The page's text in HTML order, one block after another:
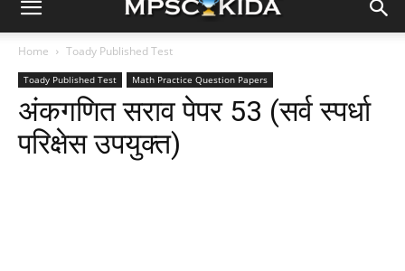
Home Toady Published Test
Toady Published Test Math Practice Question Papers
अंकगणित सराव पेपर 53 (सर्व स्पर्धा
परिक्षेस उपयुक्त)